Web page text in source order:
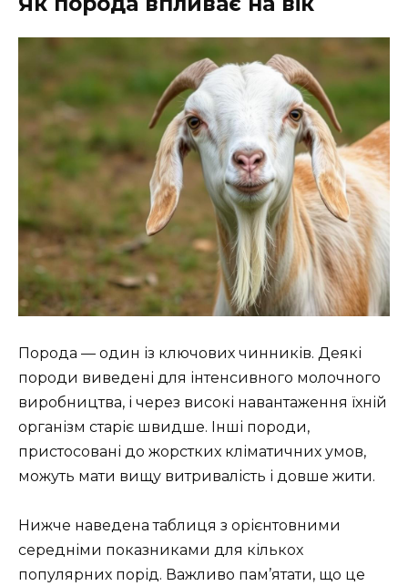
Порода — один із ключових чинників. Деякі
породи виведені для інтенсивного молочного
виробництва, і через високі навантаження їхній
організм старіє швидше. Інші породи,
пристосовані до жорстких кліматичних умов,
можуть мати вищу витривалість і довше жити.
Нижче наведена таблиця з орієнтовними
середніми показниками для кількох
популярних порід. Важливо пам’ятати, що це